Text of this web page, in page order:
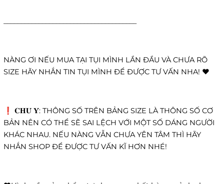
NÀNG ƠI NẾU MUA TẠI TỤI MÌNH LẦN ĐẦU VÀ CHƯA RÕ
SIZE HÃY NHẮN TIN TỤI MÌNH ĐỂ ĐƯỢC TƯ VẤN NHA! ❤️
❗️ 𝐂𝐇𝐔́ 𝐘́: THÔNG SỐ TRÊN BẢNG SIZE LÀ THÔNG SỐ CƠ
BẢN NÊN CÓ THỂ SẼ SAI LỆCH VỚI MỘT SỐ DÁNG NGƯỜI
KHÁC NHAU. NẾU NÀNG VẪN CHƯA YÊN TÂM THÌ HÃY
NHẮN SHOP ĐỂ ĐƯỢC TƯ VẤN KĨ HƠN NHÉ!